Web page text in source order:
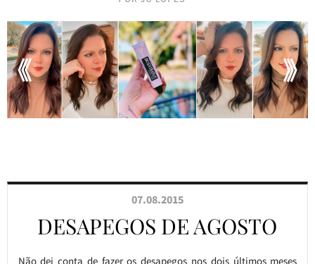
07.08.2015
DESAPEGOS DE AGOSTO
Não dei conta de fazer os desapegos nos dois últimos meses